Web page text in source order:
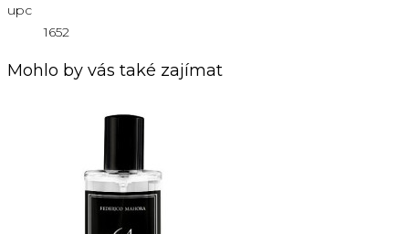
upc
1652
Mohlo by vás také zajímat